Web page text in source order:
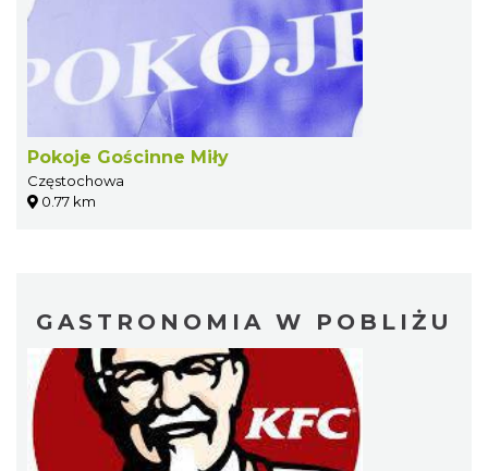
Pokoje Gościnne Miły
Częstochowa
0.77 km
GASTRONOMIA W POBLIŻU